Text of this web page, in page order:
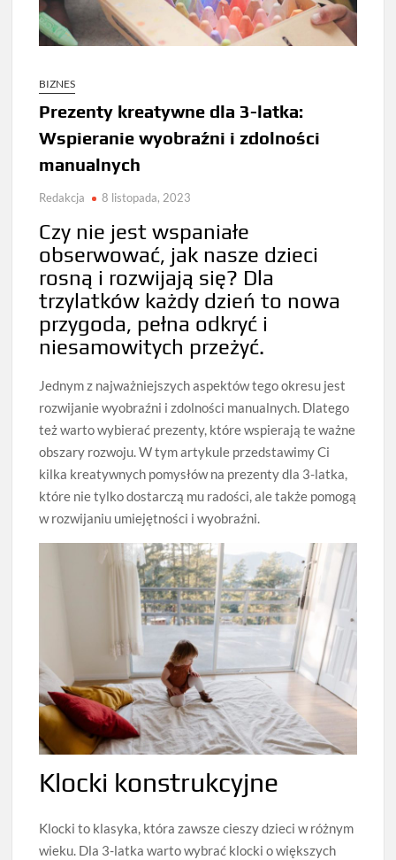
BIZNES
Prezenty kreatywne dla 3-latka:
Wspieranie wyobraźni i zdolności
manualnych
Redakcja 8 listopada, 2023
Czy nie jest wspaniałe
obserwować, jak nasze dzieci
rosną i rozwijają się? Dla
trzylatków każdy dzień to nowa
przygoda, pełna odkryć i
niesamowitych przeżyć.
Jednym z najważniejszych aspektów tego okresu jest
rozwijanie wyobraźni i zdolności manualnych. Dlatego
też warto wybierać prezenty, które wspierają te ważne
obszary rozwoju. W tym artykule przedstawimy Ci
kilka kreatywnych pomysłów na prezenty dla 3-latka,
które nie tylko dostarczą mu radości, ale także pomogą
w rozwijaniu umiejętności i wyobraźni.
Klocki konstrukcyjne
Klocki to klasyka, która zawsze cieszy dzieci w różnym
wieku. Dla 3-latka warto wybrać klocki o większych